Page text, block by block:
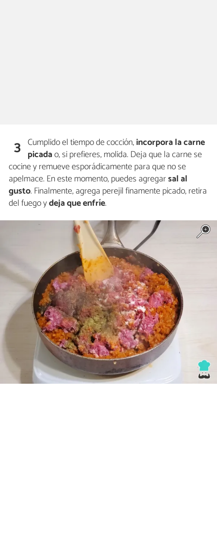
3 Cumplido el tiempo de cocción,incorpora la carne
picadao, si prefieres, molida. Deja que la carne se
cocine y remueve esporádicamente para que no se
apelmace. En este momento, puedes agregarsal al
gusto. Finalmente, agrega perejil finamente picado, retira
del fuego ydeja queenfríe.